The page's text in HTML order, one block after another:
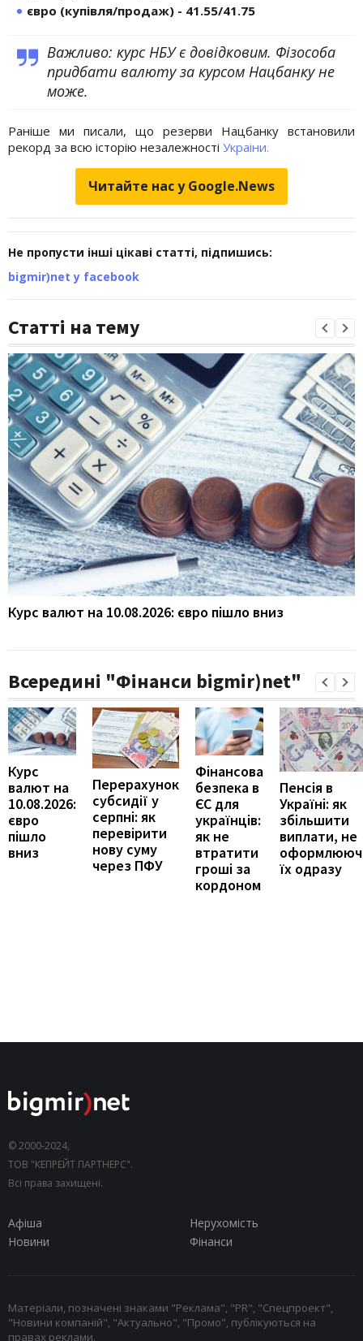
євро (купівля/продаж) - 41.55/41.75
Важливо: курс НБУ є довідковим. Фізособа
придбати валюту за курсом Нацбанку не
може.
Раніше ми писали, що резерви Нацбанку встановили
рекорд за всю історію незалежності Украіни.
Читайте нас у Google.News
Не пропусти інші цікаві статті, підпишись:
bigmir)net у facebook
Статті на тему
Курс валют на 10.08.2026: євро пішло вниз
Всередині "Фінанси bigmir)net"
Курс
валют на
10.08.2026:
євро
пішло
вниз
Перерахунок
субсидії у
серпні: як
перевірити
нову суму
через ПФУ
Фінансова
безпека в
ЄС для
українців:
як не
втратити
гроші за
кордоном
Пенсія в
Україні: як
збільшити
виплати, не
їх одразу
© 2000-2024,
ТОВ "КЕПРЕЙТ ПАРТНЕРС".
Всі права захищені.
Афіша
Нерухомість
Новини
Фінанси
Матеріали, позначені знаками "Реклама", "PR", "Спецпроект",
"Новини компаній", "Актуально", "Промо", публікуються на
правах реклами.